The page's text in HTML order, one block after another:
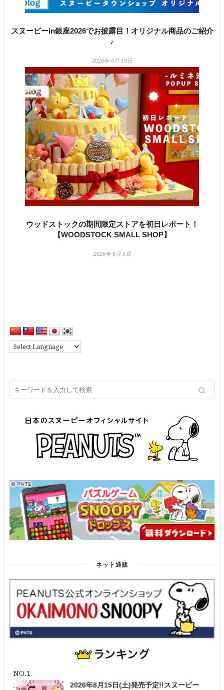
スヌーピーin銀座2026でお披露目！オリジナル商品のご紹介
♪
2026年 6月 19日
ウッドストックの期間限定ストアを初日レポート！
【WOODSTOCK SMALL SHOP】
2026年 6月 5日
ネット通販
2026年8月15日(土)発売予定!!スヌーピー